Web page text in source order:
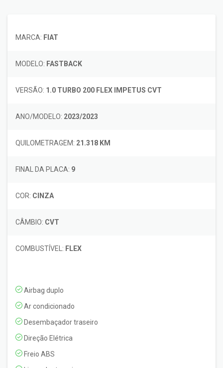
MARCA: FIAT
MODELO: FASTBACK
VERSÃO: 1.0 TURBO 200 FLEX IMPETUS CVT
ANO/MODELO: 2023/2023
QUILOMETRAGEM: 21.318 KM
FINAL DA PLACA: 9
COR: CINZA
CÂMBIO: CVT
COMBUSTÍVEL: FLEX
Airbag duplo
Ar condicionado
Desembaçador traseiro
Direção Elétrica
Freio ABS